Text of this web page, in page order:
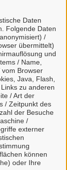
Daten
Folgende Daten
/
übermittelt)
und
/ Name,
Browser
Java, Flash,
zu anderen
/ Art der
/ Zeitpunkt des
der Besuche
/
externer
können
oder Ihre